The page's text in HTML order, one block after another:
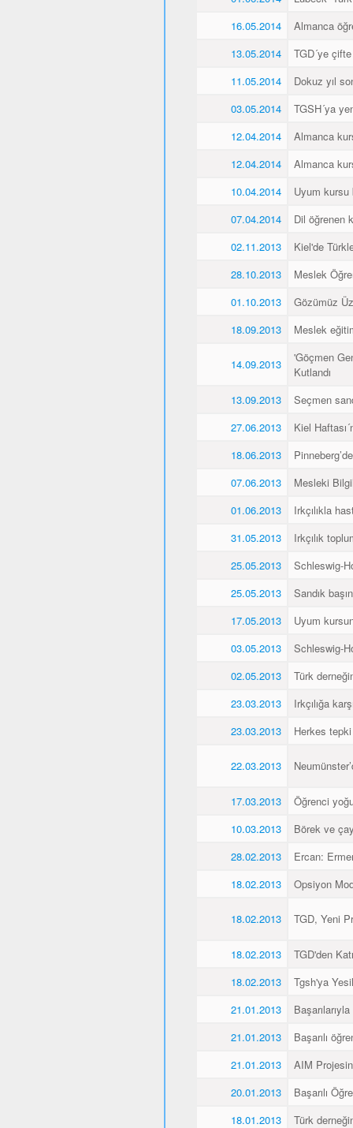
16.05.2014
Almanca
13.05.2014
TGD´ye
11.05.2014
Dokuz yıl
03.05.2014
TGSH´ya
12.04.2014
Almanca
12.04.2014
Almanca
10.04.2014
Uyum kursu
07.04.2014
Dil öğrenen
02.11.2013
Kiel'de
28.10.2013
Meslek
01.10.2013
Gözümüz
18.09.2013
Meslek
14.09.2013
'Göçmen
Kutlandı
13.09.2013
Seçmen
27.06.2013
Kiel
18.06.2013
07.06.2013
Mesleki
01.06.2013
Irkçılıkla
31.05.2013
Irkçılık
25.05.2013
Schleswig-
25.05.2013
Sandık
17.05.2013
Uyum
03.05.2013
Schleswig-
02.05.2013
Türk
23.03.2013
Irkçılığa
23.03.2013
Herkes
22.03.2013
17.03.2013
Öğrenci
10.03.2013
Börek ve
28.02.2013
Ercan:
18.02.2013
Opsiyon
18.02.2013 TGD, Yeni
18.02.2013
TGD'den
18.02.2013
Tgsh'ya
21.01.2013
21.01.2013
Başarılı
21.01.2013
AIM
20.01.2013
Başarılı
18.01.2013
Türk